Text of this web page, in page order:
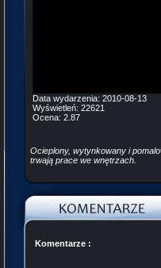
Data wydarzenia: 2010-08-13
Wyświetleń: 22621
Ocena: 2.87
Ocieplony, wytynkowany i
trwają prace we wnętrzach.
Komentarze :